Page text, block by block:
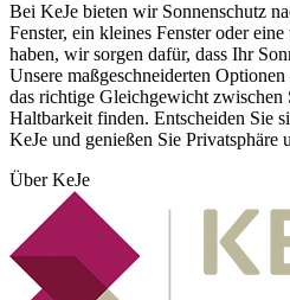
Bei KeJe bieten wir Sonnenschutz
Fenster, ein kleines Fenster oder
haben, wir sorgen dafür, dass Ihr
Unsere maßgeschneiderten
das richtige Gleichgewicht
Haltbarkeit finden. Entscheiden Sie
KeJe und genießen Sie Privatsphäre
Über KeJe